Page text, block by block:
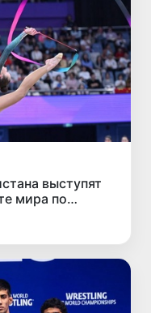
выступят
мира по